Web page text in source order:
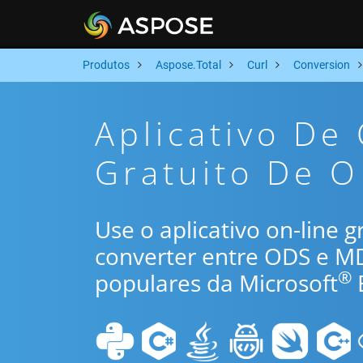
Produtos Aspose.Total Curl Conversion
Aplicativo De
Gratuito De
Use o aplicativo on-line
converter entre ODS e
populares da Microsoft®